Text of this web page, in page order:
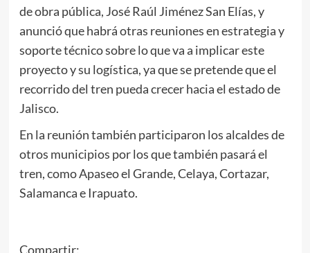
de obra pública, José Raúl Jiménez San Elías, y
anunció que habrá otras reuniones en estrategia y
soporte técnico sobre lo que va a implicar este
proyecto y su logística, ya que se pretende que el
recorrido del tren pueda crecer hacia el estado de
Jalisco.
En la reunión también participaron los alcaldes de
otros municipios por los que también pasará el
tren, como Apaseo el Grande, Celaya, Cortazar,
Salamanca e Irapuato.
Compartir: